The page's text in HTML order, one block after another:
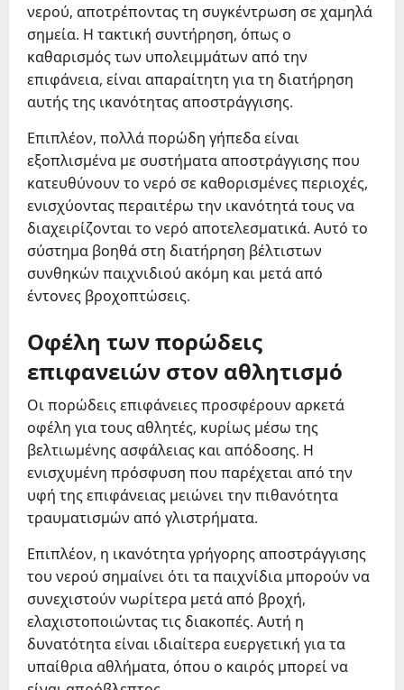
νερού, αποτρέποντας τη συγκέντρωση σε χαμηλά
σημεία. Η τακτική συντήρηση, όπως ο
καθαρισμός των υπολειμμάτων από την
επιφάνεια, είναι απαραίτητη για τη διατήρηση
αυτής της ικανότητας αποστράγγισης.
Επιπλέον, πολλά πορώδη γήπεδα είναι
εξοπλισμένα με συστήματα αποστράγγισης που
κατευθύνουν το νερό σε καθορισμένες περιοχές,
ενισχύοντας περαιτέρω την ικανότητά τους να
διαχειρίζονται το νερό αποτελεσματικά. Αυτό το
σύστημα βοηθά στη διατήρηση βέλτιστων
συνθηκών παιχνιδιού ακόμη και μετά από
έντονες βροχοπτώσεις.
Οφέλη των πορώδεις
επιφανειών στον αθλητισμό
Οι πορώδεις επιφάνειες προσφέρουν αρκετά
οφέλη για τους αθλητές, κυρίως μέσω της
βελτιωμένης ασφάλειας και απόδοσης. Η
ενισχυμένη πρόσφυση που παρέχεται από την
υφή της επιφάνειας μειώνει την πιθανότητα
τραυματισμών από γλιστρήματα.
Επιπλέον, η ικανότητα γρήγορης αποστράγγισης
του νερού σημαίνει ότι τα παιχνίδια μπορούν να
συνεχιστούν νωρίτερα μετά από βροχή,
ελαχιστοποιώντας τις διακοπές. Αυτή η
δυνατότητα είναι ιδιαίτερα ευεργετική για τα
υπαίθρια αθλήματα, όπου ο καιρός μπορεί να